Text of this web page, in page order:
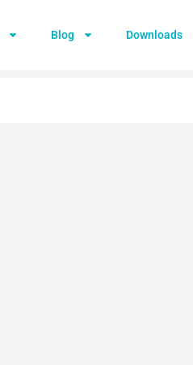
Blog Downloads